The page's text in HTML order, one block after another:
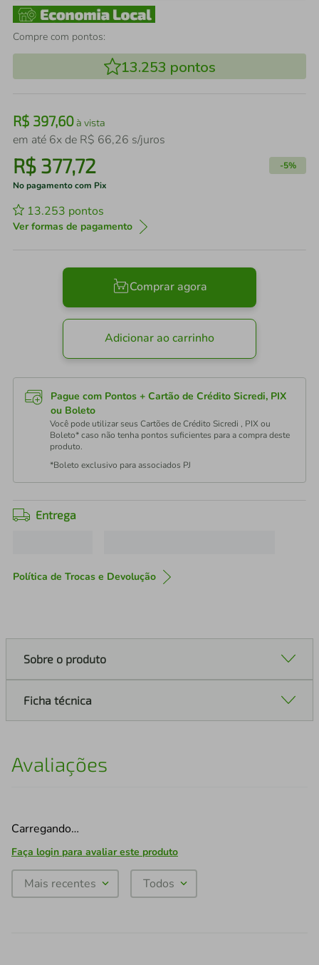
Compre com pontos:
13.253 pontos
R$ 397,60à vista
em até 6x de R$ 66,26 s/juros
R$ 377,72 -5%
No pagamento com Pix
13.253 pontos
Ver formas de pagamento
Comprar agora
Adicionar ao carrinho
Pague com Pontos + Cartão de Crédito Sicredi, PIX
ou Boleto
Você pode utilizar seus Cartões de Crédito Sicredi , PIX ou
Boleto* caso não tenha pontos suficientes para a compra deste
produto.
*Boleto exclusivo para associados PJ
Entrega
Política de Trocas e Devolução
Sobre o produto
Ficha técnica
Avaliações
Carregando…
Faça login para avaliar este produto
Mais recentes Todos